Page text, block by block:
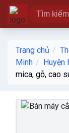
Trang chủ
Minh
Huyện
mica, gỗ, cao